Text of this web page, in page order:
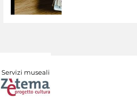
Servizi museali